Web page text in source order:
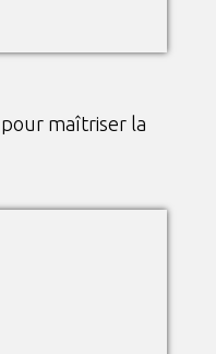
maîtriser la